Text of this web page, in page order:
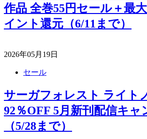
作品 全巻55円セール＋最
イント還元（6/11まで）
2026年05月19日
セール
サーガフォレスト ライト
92％OFF 5月新刊配信キャ
（5/28まで）